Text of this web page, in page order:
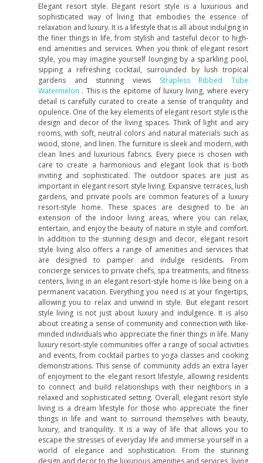
Elegant resort style. Elegant resort style is a luxurious and
sophisticated way of living that embodies the essence of
relaxation and luxury. It is a lifestyle that is all about indulging in
the finer things in life, from stylish and tasteful decor to high-
end amenities and services. When you think of elegant resort
style, you may imagine yourself lounging by a sparkling pool,
sipping a refreshing cocktail, surrounded by lush tropical
gardens and stunning views Strapless Ribbed Tube
Watermelon . This is the epitome of luxury living, where every
detail is carefully curated to create a sense of tranquility and
opulence. One of the key elements of elegant resort style is the
design and decor of the living spaces. Think of light and airy
rooms, with soft, neutral colors and natural materials such as
wood, stone, and linen. The furniture is sleek and modern, with
clean lines and luxurious fabrics. Every piece is chosen with
care to create a harmonious and elegant look that is both
inviting and sophisticated. The outdoor spaces are just as
important in elegant resort style living. Expansive terraces, lush
gardens, and private pools are common features of a luxury
resort-style home. These spaces are designed to be an
extension of the indoor living areas, where you can relax,
entertain, and enjoy the beauty of nature in style and comfort.
In addition to the stunning design and decor, elegant resort
style living also offers a range of amenities and services that
are designed to pamper and indulge residents. From
concierge services to private chefs, spa treatments, and fitness
centers, living in an elegant resort-style home is like being on a
permanent vacation. Everything you need is at your fingertips,
allowing you to relax and unwind in style. But elegant resort
style living is not just about luxury and indulgence. It is also
about creating a sense of community and connection with like-
minded individuals who appreciate the finer things in life. Many
luxury resort-style communities offer a range of social activities
and events, from cocktail parties to yoga classes and cooking
demonstrations. This sense of community adds an extra layer
of enjoyment to the elegant resort lifestyle, allowing residents
to connect and build relationships with their neighbors in a
relaxed and sophisticated setting. Overall, elegant resort style
living is a dream lifestyle for those who appreciate the finer
things in life and want to surround themselves with beauty,
luxury, and tranquility. It is a way of life that allows you to
escape the stresses of everyday life and immerse yourself in a
world of elegance and sophistication. From the stunning
design and decor to the luxurious amenities and services, living